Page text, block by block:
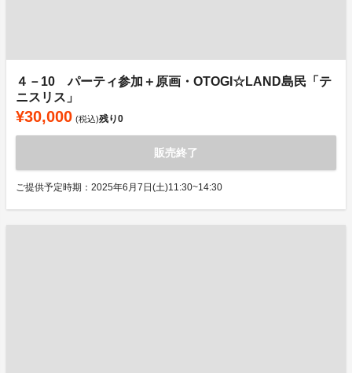
４－10 パーティ参加＋原画・OTOGI☆LAND島民「テ
ニスリス」
¥30,000 (税込)残り0
販売終了
ご提供予定時期：2025年6月7日(土)11:30~14:30